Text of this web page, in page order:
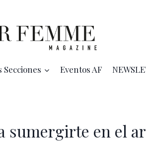
Secciones Eventos AF
sumergirte en el